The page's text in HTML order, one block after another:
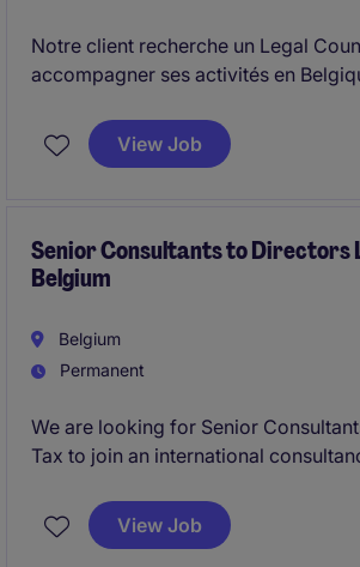
Notre client recherche un Legal
accompagner ses activités en
La fonction conviendra à un juriste
technique.
View Job
Senior Consultants to Directors
Belgium
Belgium
Permanent
We are looking for Senior
Tax to join an international
consultancy to clients, ensuring
delivering tailored solutions.
View Job